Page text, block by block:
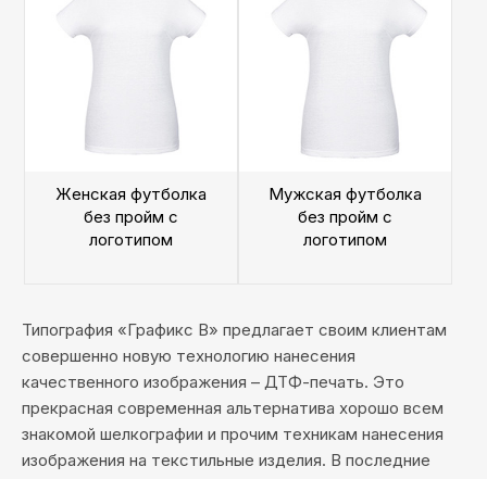
Женская футболка
без пройм с
логотипом
Мужская футболка
без пройм с
логотипом
Типография «Графикс В» предлагает своим клиентам
совершенно новую технологию нанесения
качественного изображения – ДТФ-печать. Это
прекрасная современная альтернатива хорошо всем
знакомой шелкографии и прочим техникам нанесения
изображения на текстильные изделия. В последние